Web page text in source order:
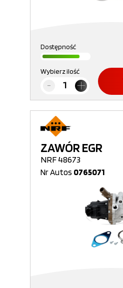
Dostępność
Wybierz ilość
ZAWÓR EGR
NRF 48673
Nr Autos 0765071